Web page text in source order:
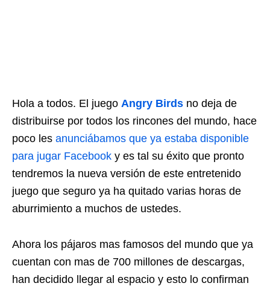
Hola a todos. El juego Angry Birds no deja de
distribuirse por todos los rincones del mundo, hace
poco les anunciábamos que ya estaba disponible
para jugar Facebook y es tal su éxito que pronto
tendremos la nueva versión de este entretenido
juego que seguro ya ha quitado varias horas de
aburrimiento a muchos de ustedes.
Ahora los pájaros mas famosos del mundo que ya
cuentan con mas de 700 millones de descargas,
han decidido llegar al espacio y esto lo confirman